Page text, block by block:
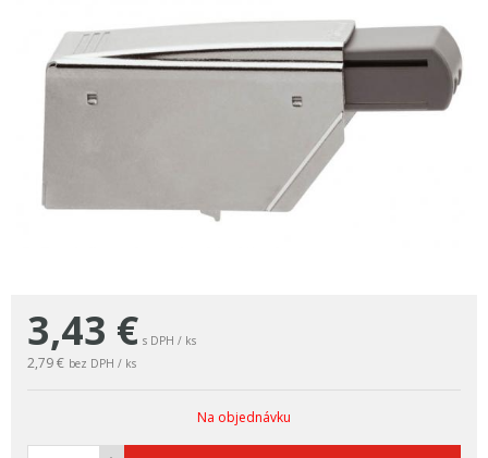
3,43 € s DPH / ks
2,79 € bez DPH / ks
Na objednávku